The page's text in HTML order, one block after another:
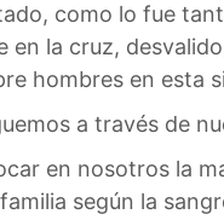
como lo fue
en la cruz,
hombres en esta
a través de
en nosotros la
según la